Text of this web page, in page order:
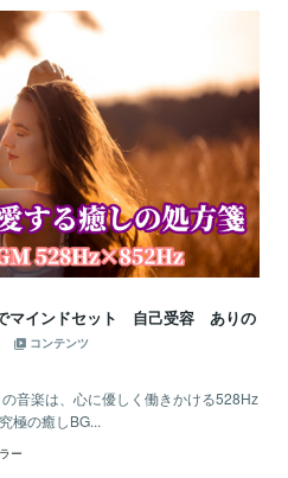
マインドセット 自己受容 ありの
コンテンツ
音楽は、心に優しく働きかける528Hz
極の癒しBG...
ー